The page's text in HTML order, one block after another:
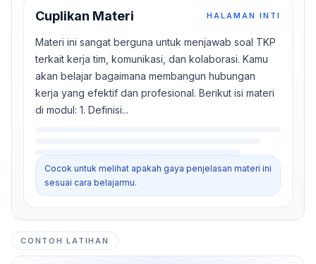
Cuplikan Materi HALAMAN INTI
Materi ini sangat berguna untuk menjawab soal TKP
terkait kerja tim, komunikasi, dan kolaborasi. Kamu
akan belajar bagaimana membangun hubungan
kerja yang efektif dan profesional. Berikut isi materi
di modul: 1. Definisi...
Cocok untuk melihat apakah gaya penjelasan materi ini
sesuai cara belajarmu.
CONTOH LATIHAN